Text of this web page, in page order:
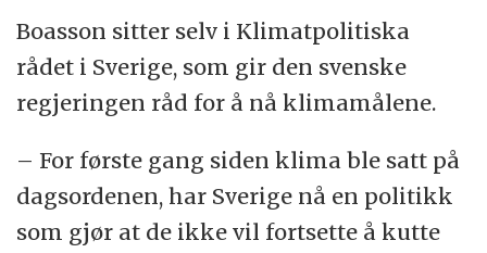
Boasson sitter selv i Klimatpolitiska
rådet i Sverige, som gir den svenske
regjeringen råd for å nå klimamålene.
– For første gang siden klima ble satt på
dagsordenen, har Sverige nå en politikk
som gjør at de ikke vil fortsette å kutte